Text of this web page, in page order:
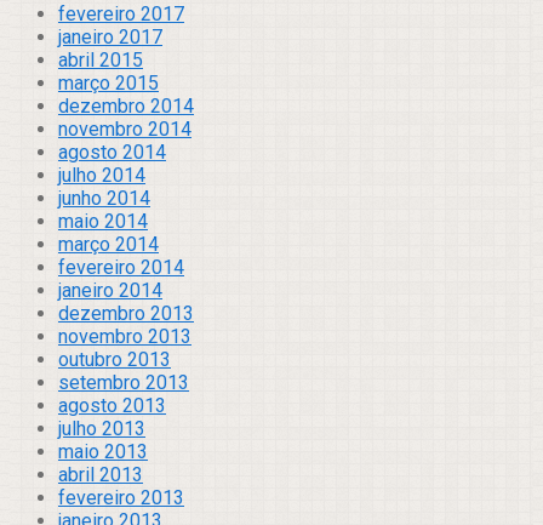
fevereiro 2017
janeiro 2017
abril 2015
março 2015
dezembro 2014
novembro 2014
agosto 2014
julho 2014
junho 2014
maio 2014
março 2014
fevereiro 2014
janeiro 2014
dezembro 2013
novembro 2013
outubro 2013
setembro 2013
agosto 2013
julho 2013
maio 2013
abril 2013
fevereiro 2013
janeiro 2013